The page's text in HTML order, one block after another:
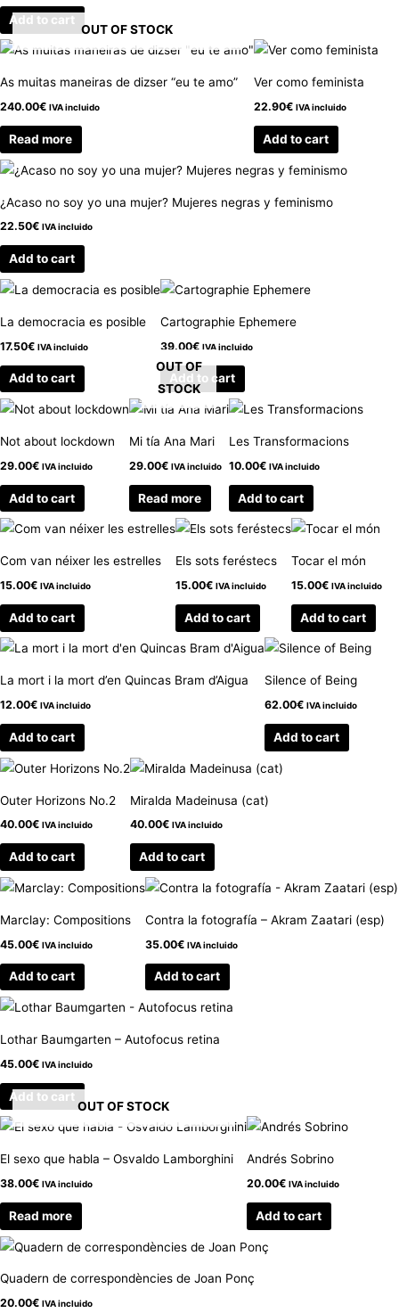
Add to cart
OUT OF STOCK
As muitas maneiras de dizser “eu te amo”
240.00€ IVA incluido
Read more
Ver como feminista
22.90€ IVA incluido
Add to cart
¿Acaso no soy yo una mujer? Mujeres negras y feminismo
22.50€ IVA incluido
Add to cart
La democracia es posible
17.50€ IVA incluido
Add to cart
Cartographie Ephemere
39.00€ IVA incluido
Add to cart
Not about lockdown
29.00€ IVA incluido
Add to cart
OUT OF
STOCK
Mi tía Ana Mari
29.00€ IVA incluido
Read more
Les Transformacions
10.00€ IVA incluido
Add to cart
Com van néixer les estrelles
15.00€ IVA incluido
Add to cart
Els sots feréstecs
15.00€ IVA incluido
Add to cart
Tocar el món
15.00€ IVA incluido
Add to cart
La mort i la mort d’en Quincas Bram d’Aigua
12.00€ IVA incluido
Add to cart
Silence of Being
62.00€ IVA incluido
Add to cart
Outer Horizons No.2
40.00€ IVA incluido
Add to cart
Miralda Madeinusa (cat)
40.00€ IVA incluido
Add to cart
Marclay: Compositions
45.00€ IVA incluido
Add to cart
Contra la fotografía – Akram Zaatari (esp)
35.00€ IVA incluido
Add to cart
Lothar Baumgarten – Autofocus retina
45.00€ IVA incluido
Add to cart
OUT OF STOCK
El sexo que habla – Osvaldo Lamborghini
38.00€ IVA incluido
Read more
Andrés Sobrino
20.00€ IVA incluido
Add to cart
Quadern de correspondències de Joan Ponç
20.00€ IVA incluido